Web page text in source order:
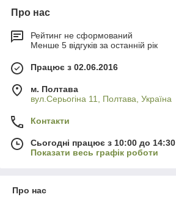
Про нас
Рейтинг не сформований
Менше 5 відгуків за останній рік
Працює з 02.06.2016
м. Полтава
вул.Серьогіна 11, Полтава, Україна
Контакти
Сьогодні працює з 10:00 до 14:30
Показати весь графік роботи
Про нас